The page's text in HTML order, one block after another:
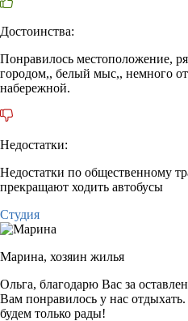
Достоинства:
Понравилось местоположение,
городом,, белый мыс,, немного
набережной.
Недостатки:
Недостатки по общественному
прекращают ходить автобусы
Студия
Марина, хозяин жилья
Ольга, благодарю Вас за
Вам понравилось у нас
будем только рады!